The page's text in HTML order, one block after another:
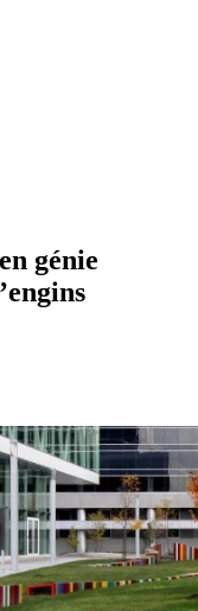
génie